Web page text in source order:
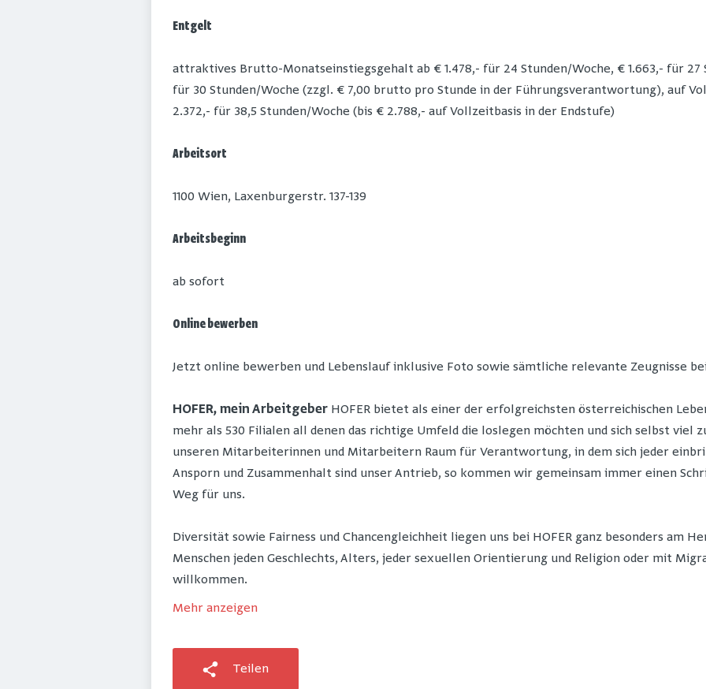
Entgelt
attraktives Brutto-Monatseinstiegsgehalt ab € 1.478,- für 24 Stunden/Woche, € 1.663,- für 27
für 30 Stunden/Woche (zzgl. € 7,00 brutto pro Stunde in der Führungsverantwortung), auf
2.372,- für 38,5 Stunden/Woche (bis € 2.788,- auf Vollzeitbasis in der Endstufe)
Arbeitsort
1100 Wien, Laxenburgerstr. 137-139
Arbeitsbeginn
ab sofort
Online bewerben
Jetzt online bewerben und Lebenslauf inklusive Foto sowie sämtliche relevante Zeugnisse
HOFER, mein Arbeitgeber HOFER bietet als einer der erfolgreichsten österreichischen
mehr als 530 Filialen all denen das richtige Umfeld die loslegen möchten und sich selbst viel
unseren Mitarbeiterinnen und Mitarbeitern Raum für Verantwortung, in dem sich jeder
Ansporn und Zusammenhalt sind unser Antrieb, so kommen wir gemeinsam immer einen
Weg für uns.
Diversität sowie Fairness und Chancengleichheit liegen uns bei HOFER ganz besonders am
Menschen jeden Geschlechts, Alters, jeder sexuellen Orientierung und Religion oder mit
willkommen.
Mehr anzeigen
Teilen